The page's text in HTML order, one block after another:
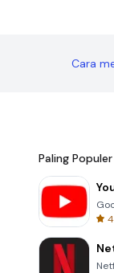
Cara
Paling Populer